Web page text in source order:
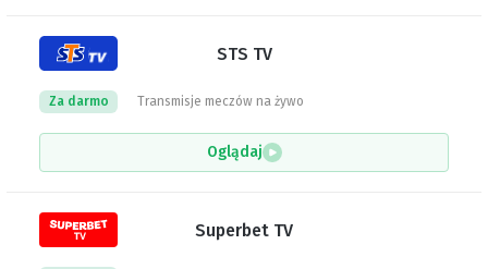
STS TV
Transmisje meczów na żywo
Za darmo
Oglądaj
Superbet TV